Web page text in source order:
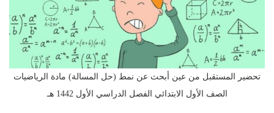
تحضير المستقبل من عين أبحث عن نمط (حل المسالة) مادة الرياضيات
الصف الأول الابتدائي الفصل الدراسي الأول 1442 هـ